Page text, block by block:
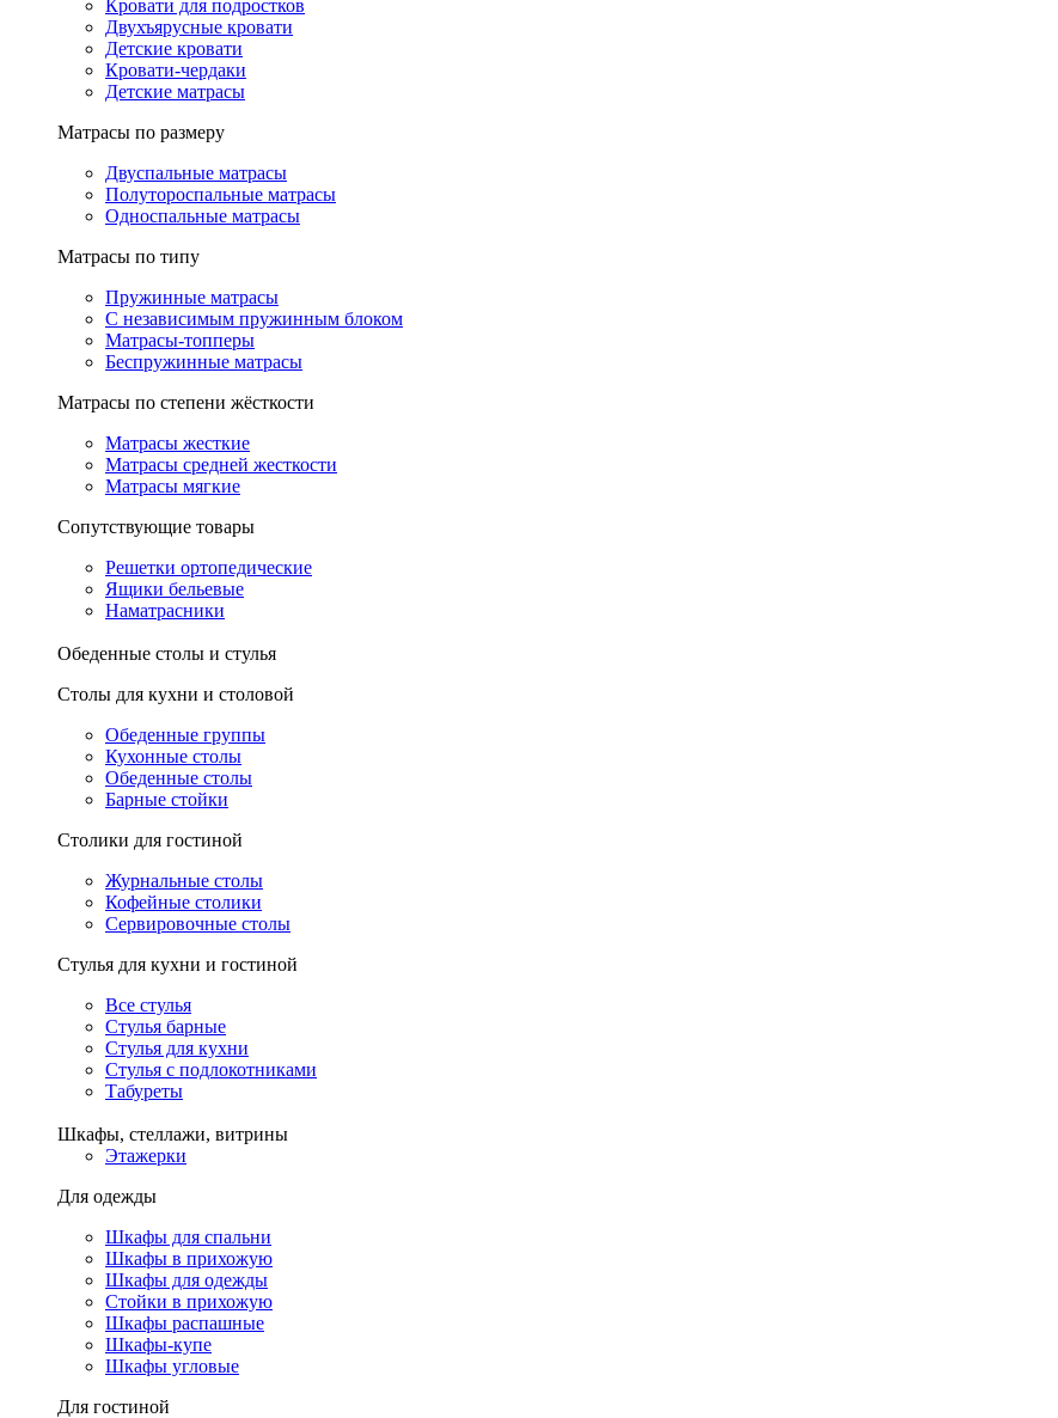
Кровати для подростков
Двухъярусные кровати
Детские кровати
Кровати-чердаки
Детские матрасы
Матрасы по размеру
Двуспальные матрасы
Полутороспальные матрасы
Односпальные матрасы
Матрасы по типу
Пружинные матрасы
С независимым пружинным блоком
Матрасы-топперы
Беспружинные матрасы
Матрасы по степени жёсткости
Матрасы жесткие
Матрасы средней жесткости
Матрасы мягкие
Сопутствующие товары
Решетки ортопедические
Ящики бельевые
Наматрасники
Обеденные столы и стулья
Столы для кухни и столовой
Обеденные группы
Кухонные столы
Обеденные столы
Барные стойки
Столики для гостиной
Журнальные столы
Кофейные столики
Сервировочные столы
Стулья для кухни и гостиной
Все стулья
Стулья барные
Стулья для кухни
Стулья с подлокотниками
Табуреты
Шкафы, стеллажи, витрины
Этажерки
Для одежды
Шкафы для спальни
Шкафы в прихожую
Шкафы для одежды
Стойки в прихожую
Шкафы распашные
Шкафы-купе
Шкафы угловые
Для гостиной